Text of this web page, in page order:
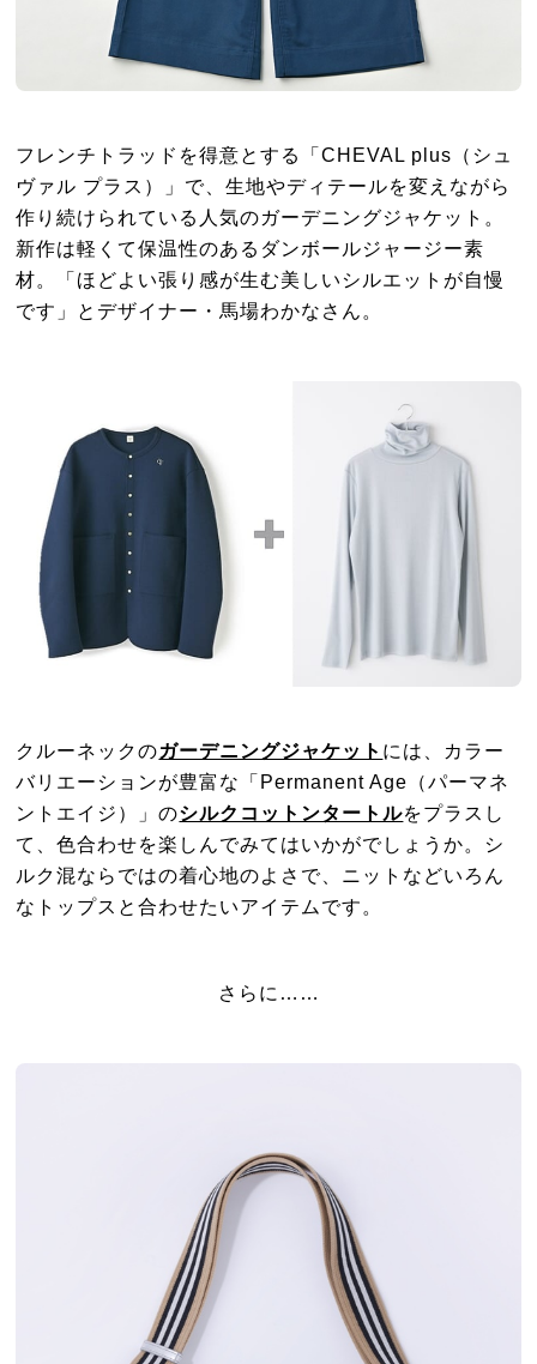
フレンチトラッドを得意とする「CHEVAL plus（シュ
ヴァル プラス）」で、生地やディテールを変えながら
作り続けられている人気のガーデニングジャケット。
新作は軽くて保温性のあるダンボールジャージー素
材。「ほどよい張り感が生む美しいシルエットが自慢
です」とデザイナー・馬場わかなさん。
クルーネックのガーデニングジャケット には、カラー
バリエーションが豊富な「Permanent Age（パーマネ
ントエイジ）」のシルクコットンタートルをプラスし
て、色合わせを楽しんでみてはいかがでしょうか。シ
ルク混ならではの着心地のよさで、ニットなどいろん
なトップスと合わせたいアイテムです。
さらに……